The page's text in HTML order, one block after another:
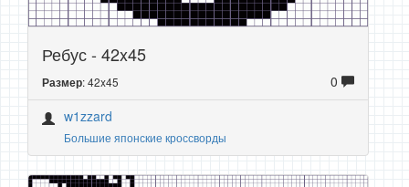
Ребус - 42x45
Размер: 42x45
0
w1zzard
Большие японские кроссворды